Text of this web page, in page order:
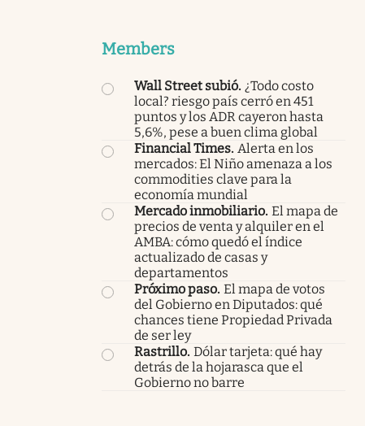
Members
Wall Street subió. ¿Todo costo
local? riesgo país cerró en 451
puntos y los ADR cayeron hasta
5,6%, pese a buen clima global
Financial Times. Alerta en los
mercados: El Niño amenaza a los
commodities clave para la
economía mundial
Mercado inmobiliario. El mapa de
precios de venta y alquiler en el
AMBA: cómo quedó el índice
actualizado de casas y
departamentos
Próximo paso. El mapa de votos
del Gobierno en Diputados: qué
chances tiene Propiedad Privada
de ser ley
Rastrillo. Dólar tarjeta: qué hay
detrás de la hojarasca que el
Gobierno no barre